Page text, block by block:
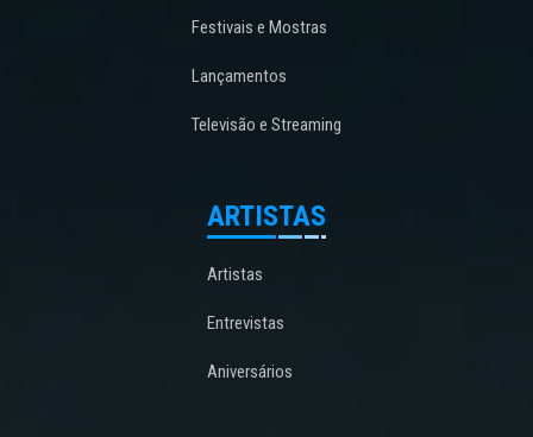
Festivais e Mostras
Lançamentos
Televisão e Streaming
ARTISTAS
Artistas
Entrevistas
Aniversários